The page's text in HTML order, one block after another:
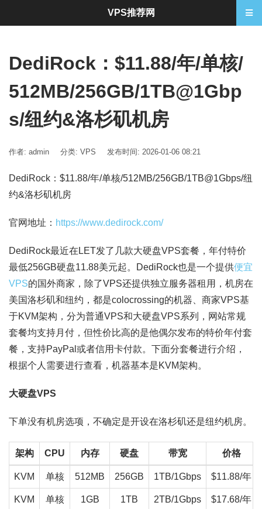
DediRock：$11.88/年/单核/
512MB/256GB/1TB@1Gbp
s/纽约&洛杉矶机房
作者: admin 分类: VPS 发布时间: 2026-01-06 08:21
DediRock：$11.88/年/单核/512MB/256GB/1TB@1Gbps/纽
约&洛杉矶机房
官网地址： https://www.dedirock.com/
DediRock最近在LET发了几款大硬盘VPS套餐，年付特价
最低256GB硬盘11.88美元起。DediRock也是一个提供便宜
VPS的国外商家，除了VPS还提供独立服务器租用，机房在
美国洛杉矶和纽约，都是colocrossing的机器、商家VPS基
于KVM架构，分为普通VPS和大硬盘VPS系列，网站常规
套餐均支持月付，但性价比高的是他偶尔发布的特价年付套
餐，支持PayPal或者信用卡付款。下面分套餐进行介绍，
根据个人需要进行查看，机器基本是KVM架构。
大硬盘VPS
下单没有机房选项，不确定是开设在洛杉矶还是纽约机房。
架构 CPU 内存 硬盘 带宽 价格
KVM 单核 512MB 256GB 1TB/1Gbps $11.88/年
KVM 单核 1GB 1TB 2TB/1Gbps $17.68/年
VPS推荐网